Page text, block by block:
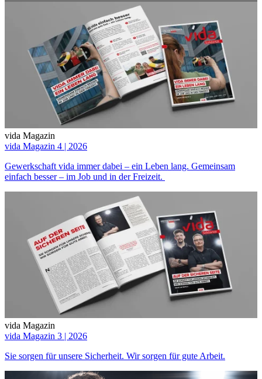
vida Magazin
vida Magazin 4 | 2026
Gewerkschaft vida immer dabei – ein Leben lang. Gemeinsam
einfach besser – im Job und in der Freizeit.
vida Magazin
vida Magazin 3 | 2026
Sie sorgen für unsere Sicherheit. Wir sorgen für gute Arbeit.